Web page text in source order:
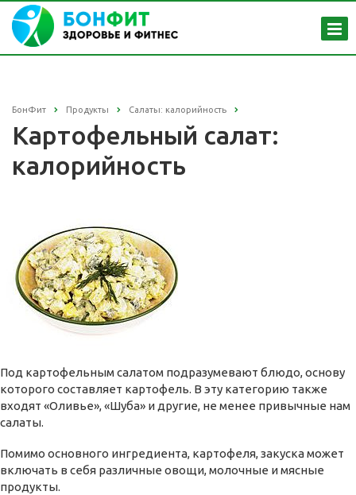
БонФит Продукты Салаты: калорийность
Картофельный салат:
калорийность
Под картофельным салатом подразумевают блюдо, основу
которого составляет картофель. В эту категорию также
входят «Оливье», «Шуба» и другие, не менее привычные нам
салаты.
Помимо основного ингредиента, картофеля, закуска может
включать в себя различные овощи, молочные и мясные
продукты.